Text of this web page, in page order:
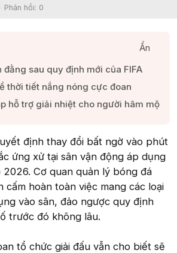
Phản hồi: 0
Ẩn
đằng sau quy định mới của FIFA​
thời tiết nắng nóng cực đoan​
hỗ trợ giải nhiệt cho người hâm mộ​
định thay đổi bất ngờ vào phút
ứng xử tại sân vận động áp dụng
Cơ quan quản lý bóng đá
cấm hoàn toàn việc mang các loại
vào sân, đảo ngược quy định
trước đó không lâu.
tổ chức giải đấu vẫn cho biết sẽ